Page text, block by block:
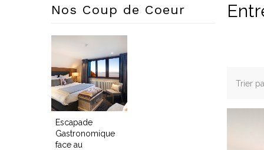
Trier
Nos Coup de Coeur
Escapade
Gastronomique
face au